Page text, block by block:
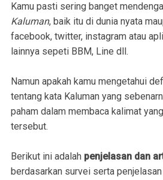
Kamu pasti sering banget
Kaluman, baik itu di dunia nyata
facebook, twitter, instagram atau
lainnya sepeti BBM, Line dll.
Namun apakah kamu mengetahui
tentang kata Kaluman yang
paham dalam membaca kalimat
tersebut.
Berikut ini adalah penjelasan dan
berdasarkan survei serta